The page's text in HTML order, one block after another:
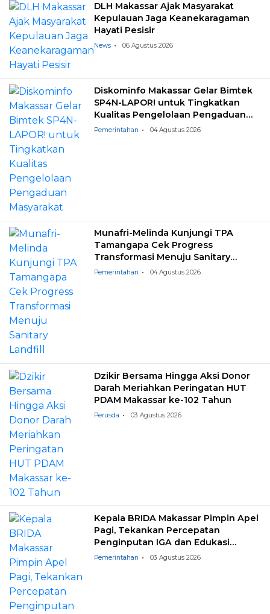
DLH Makassar Ajak Masyarakat
Kepulauan Jaga Keanekaragaman
Hayati Pesisir
News 06 Agustus 2026
Diskominfo Makassar Gelar Bimtek
SP4N-LAPOR! untuk Tingkatkan
Kualitas Pengelolaan Pengaduan
Masyarakat
Pemerintahan 04 Agustus 2026
Munafri-Melinda Kunjungi TPA
Tamangapa Cek Progress
Transformasi Menuju Sanitary
Landfill
Pemerintahan 04 Agustus 2026
Dzikir Bersama Hingga Aksi Donor
Darah Meriahkan Peringatan HUT
PDAM Makassar ke-102 Tahun
Perusda 03 Agustus 2026
Kepala BRIDA Makassar Pimpin Apel
Pagi, Tekankan Percepatan
Penginputan IGA dan Edukasi
Pemilahan Sampah
Pemerintahan 03 Agustus 2026